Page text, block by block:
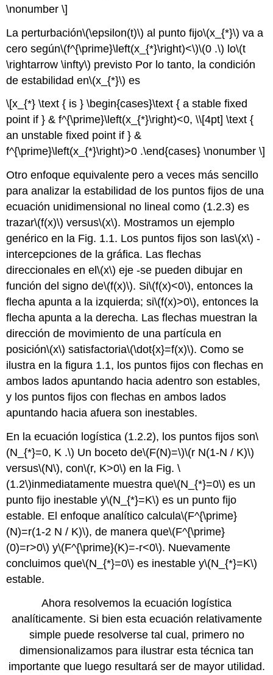
\nonumber \]
La perturbación\(\epsilon(t)\) al punto fijo\(x_{*}\) va a
cero según\(f^{\prime}\left(x_{*}\right)<\)\(0 .\) lo\(t
\rightarrow \infty\) previsto Por lo tanto, la condición
de estabilidad en\(x_{*}\) es
\[x_{*} \text { is } \begin{cases}\text { a stable fixed
point if } & f^{\prime}\left(x_{*}\right)<0, \\[4pt] \text {
an unstable fixed point if } &
f^{\prime}\left(x_{*}\right)>0 .\end{cases} \nonumber \]
Otro enfoque equivalente pero a veces más sencillo
para analizar la estabilidad de los puntos fijos de una
ecuación unidimensional no lineal como (1.2.3) es
trazar\(f(x)\) versus\(x\). Mostramos un ejemplo
genérico en la Fig. 1.1. Los puntos fijos son las\(x\) -
intercepciones de la gráfica. Las flechas
direccionales en el\(x\) eje -se pueden dibujar en
función del signo de\(f(x)\). Si\(f(x)<0\), entonces la
flecha apunta a la izquierda; si\(f(x)>0\), entonces la
flecha apunta a la derecha. Las flechas muestran la
dirección de movimiento de una partícula en
posición\(x\) satisfactoria\(\dot{x}=f(x)\). Como se
ilustra en la figura 1.1, los puntos fijos con flechas en
ambos lados apuntando hacia adentro son estables,
y los puntos fijos con flechas en ambos lados
apuntando hacia afuera son inestables.
En la ecuación logística (1.2.2), los puntos fijos son\
(N_{*}=0, K .\) Un boceto de\(F(N)=\)\(r N(1-N / K)\)
versus\(N\), con\(r, K>0\) en la Fig.\
(1.2\)inmediatamente muestra que\(N_{*}=0\) es un
punto fijo inestable y\(N_{*}=K\) es un punto fijo
estable. El enfoque analítico calcula\(F^{\prime}
(N)=r(1-2 N / K)\), de manera que\(F^{\prime}
(0)=r>0\) y\(F^{\prime}(K)=-r<0\). Nuevamente
concluimos que\(N_{*}=0\) es inestable y\(N_{*}=K\)
estable.
Ahora resolvemos la ecuación logística
analíticamente. Si bien esta ecuación relativamente
simple puede resolverse tal cual, primero no
dimensionalizamos para ilustrar esta técnica tan
importante que luego resultará ser de mayor utilidad.